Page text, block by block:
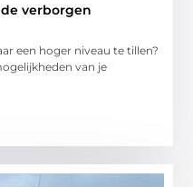
verborgen
een hoger niveau te tillen?
van je